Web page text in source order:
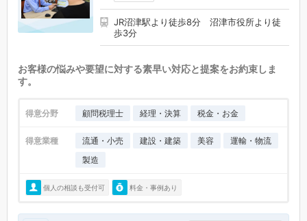
JR沼津駅より徒歩8分 沼津市役所より徒
歩3分
お客様の悩みや要望に対する素早い対応と提案をお約束しま
す。
得意分野 顧問税理士 経理・決算 税金・お金
得意業種 流通・小売 建設・建築 美容
運輸・物流
製造
個人の相談も受付可 料金・事例あり